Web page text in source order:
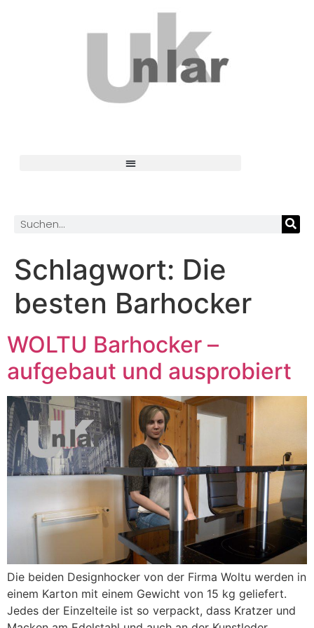
Schlagwort: Die
besten Barhocker
WOLTU Barhocker –
aufgebaut und ausprobiert
Die beiden Designhocker von der Firma Woltu werden in
einem Karton mit einem Gewicht von 15 kg geliefert.
Jedes der Einzelteile ist so verpackt, dass Kratzer und